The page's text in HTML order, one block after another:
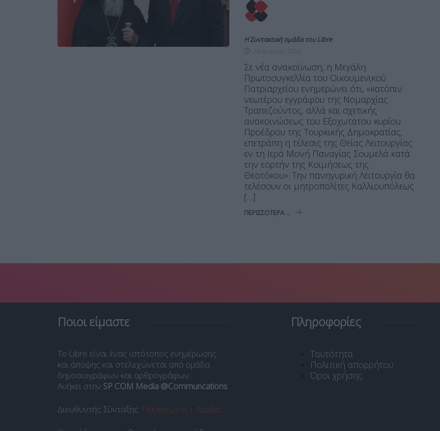
Η Συντακτική ομάδα του Libre
Σε νέα ανακοίνωση, η Μεγάλη
Πρωτοσυγκελλία του Οικουμενικού
Πατριαρχείου ενημερώνει ότι, «κατόπιν
νεωτέρου εγγράφου της Νομαρχίας
Τραπεζούντος, αλλά και σχετικής
ανακοινώσεως του Εξοχωτάτου κυρίου
Προέδρου της Τουρκικής Δημοκρατίας,
επετράπη η τέλεσις της Θείας Λειτουργίας
εν τη Ιερά Μονή Παναγίας Σουμελά κατά
την εορτήν της Κοιμήσεως της
Θεοτόκου». Την πανηγυρική Λειτουργία θα
τελέσουν οι μητροπολίτες Καλλιουπόλεως
[…]
ΠΕΡΙΣΣΌΤΕΡΑ ...
Ποιοι είμαστε
Το Libre είναι ένας ιστότοπος ενημέρωσης
και άποψης και στελεχώνεται από ομάδα
δημοσιογράφων και αρθρογράφων.
Ανήκει στην SP COM Media @Communcations.
Διευθυντής Σύνταξης: Παναγιώτης Ι. Δρίβας.
Πληροφορίες
Ταυτότητα
Πολιτική απορρήτου
Όροι χρήσης